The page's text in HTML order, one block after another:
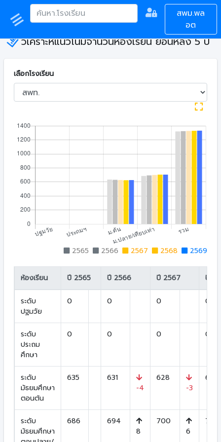
สพม.พล
อต
วิเคราะห์แนวโน้มจำนวนห้องเรียน ย้อนหลัง 5 ปี
เลือกโรงเรียน
2565 2566 2567 2568 2569
ห้องเรียน ปี 2565 ปี 2566 ปี 2567 ปี
ระดับ
ปฐมวัย
0 0 0 0
ระดับ
ประถม
ศึกษา
0 0 0 0
ระดับ
มัธยมศึกษา
ตอนต้น
635
631
-4
628
-3
625
ระดับ
มัธยมศึกษา
686
694
8
700
6
705